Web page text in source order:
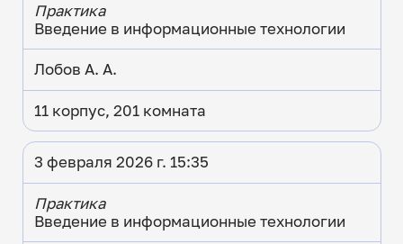
Практика
Введение в информационные технологии
Лобов А. А.
11 корпус, 201 комната
3 февраля 2026 г. 15:35
Практика
Введение в информационные технологии